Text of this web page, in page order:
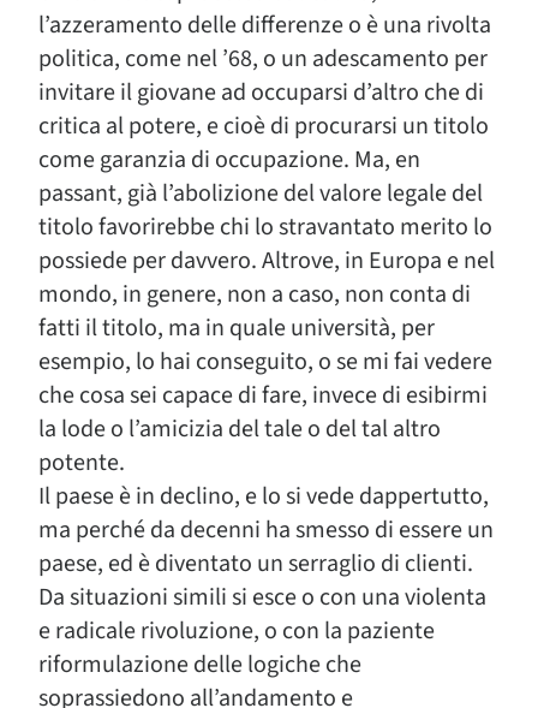
l’azzeramento delle differenze o è una rivolta
politica, come nel ’68, o un adescamento per
invitare il giovane ad occuparsi d’altro che di
critica al potere, e cioè di procurarsi un titolo
come garanzia di occupazione. Ma, en
passant, già l’abolizione del valore legale del
titolo favorirebbe chi lo stravantato merito lo
possiede per davvero. Altrove, in Europa e nel
mondo, in genere, non a caso, non conta di
fatti il titolo, ma in quale università, per
esempio, lo hai conseguito, o se mi fai vedere
che cosa sei capace di fare, invece di esibirmi
la lode o l’amicizia del tale o del tal altro
potente.
Il paese è in declino, e lo si vede dappertutto,
ma perché da decenni ha smesso di essere un
paese, ed è diventato un serraglio di clienti.
Da situazioni simili si esce o con una violenta
e radicale rivoluzione, o con la paziente
riformulazione delle logiche che
soprassiedono all’andamento e